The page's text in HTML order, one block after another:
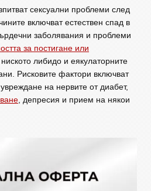
сексуални проблеми след
включват естествен спад в
заболявания и проблеми
за постигане или
ниското либидо и еякулаторните
Рисковите фактори включват
на нервите от диабет,
, депресия и прием на някои